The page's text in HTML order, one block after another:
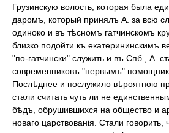
Грузинскую волость, которая была
даромъ, который принялъ А. за всю
одиноко и въ тѣсномъ гатчинскомъ
близко подойти къ екатерининскимъ
"по-гатчински" служить и въ Спб., А.
современниковъ "первымъ"
Послѣднее и послужило вѣроятною
стали считать чуть ли не
бѣдъ, обрушившихся на общество и
новаго царствованія. Стали говорить,